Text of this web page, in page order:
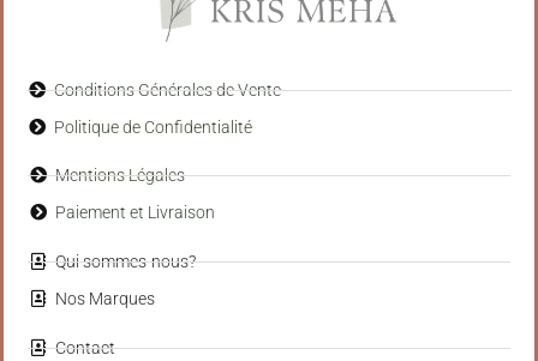
Conditions Générales de Vente
Politique de Confidentialité
Mentions Légales
Paiement et Livraison
Qui sommes-nous?
Nos Marques
Contact